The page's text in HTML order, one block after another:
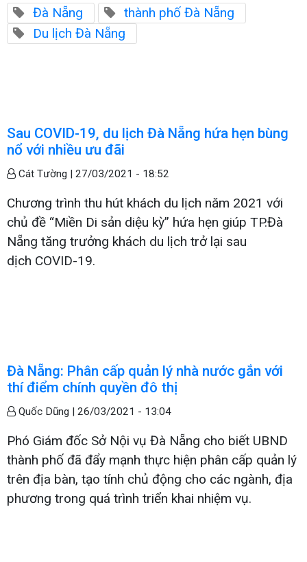
Đà Nẵng
thành phố Đà Nẵng
Du lịch Đà Nẵng
Sau COVID-19, du lịch Đà Nẵng hứa hẹn bùng
nổ với nhiều ưu đãi
Cát Tường | 27/03/2021 - 18:52
Chương trình thu hút khách du lịch năm 2021 với
chủ đề “Miền Di sản diệu kỳ” hứa hẹn giúp TP.Đà
Nẵng tăng trưởng khách du lịch trở lại sau
dịch COVID-19.
Đà Nẵng: Phân cấp quản lý nhà nước gắn với
thí điểm chính quyền đô thị
Quốc Dũng | 26/03/2021 - 13:04
Phó Giám đốc Sở Nội vụ Đà Nẵng cho biết UBND
thành phố đã đẩy mạnh thực hiện phân cấp quản lý
trên địa bàn, tạo tính chủ động cho các ngành, địa
phương trong quá trình triển khai nhiệm vụ.